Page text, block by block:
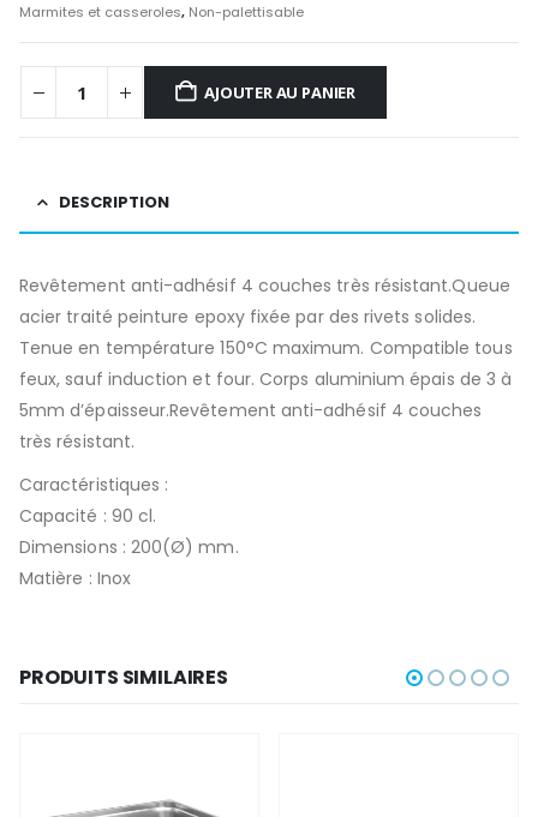
Marmites et casseroles, Non-palettisable
AJOUTER AU PANIER
DESCRIPTION
Revêtement anti-adhésif 4 couches très résistant.Queue
acier traité peinture epoxy fixée par des rivets solides.
Tenue en température 150°C maximum. Compatible tous
feux, sauf induction et four. Corps aluminium épais de 3 à
5mm d’épaisseur.Revêtement anti-adhésif 4 couches
très résistant.
Caractéristiques :
Capacité : 90 cl.
Dimensions : 200(Ø) mm.
Matière : Inox
PRODUITS SIMILAIRES